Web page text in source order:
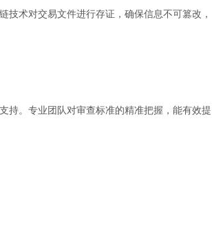
术对交易文件进行存证，确保信息不可篡改，
持。专业团队对审查标准的精准把握，能有效提